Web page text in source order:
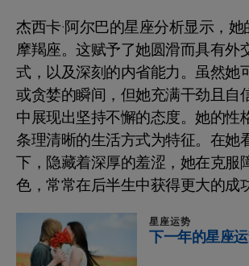
杰西卡·阿尔巴的星座分析显示，
摩羯座。这赋予了她圆滑而具有外
式，以及深刻的内省能力。虽然她
或贪婪的瞬间，但她充满干劲且自
中展现出坚持不懈的态度。她的性
条理清晰的生活方式为特征。在她
下，隐藏着深厚的羞涩，她在克服
色，常常在后半生中获得更大的成
星座运势
下一年的星座